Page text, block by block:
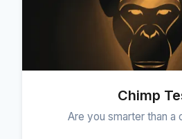
Chimp
Are you smarter than a